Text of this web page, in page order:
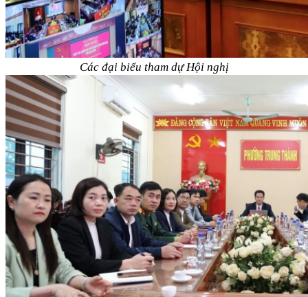
Các đại biểu tham dự Hội nghị